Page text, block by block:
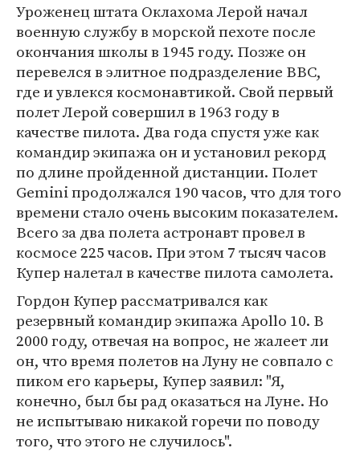
Уроженец штата Оклахома Лерой начал
военную службу в морской пехоте после
окончания школы в 1945 году. Позже он
перевелся в элитное подразделение ВВС,
где и увлекся космонавтикой. Свой первый
полет Лерой совершил в 1963 году в
качестве пилота. Два года спустя уже как
командир экипажа он и установил рекорд
по длине пройденной дистанции. Полет
Gemini продолжался 190 часов, что для того
времени стало очень высоким показателем.
Всего за два полета астронавт провел в
космосе 225 часов. При этом 7 тысяч часов
Купер налетал в качестве пилота самолета.
Гордон Купер рассматривался как
резервный командир экипажа Apollo 10. В
2000 году, отвечая на вопрос, не жалеет ли
он, что время полетов на Луну не совпало с
пиком его карьеры, Купер заявил: "Я,
конечно, был бы рад оказаться на Луне. Но
не испытываю никакой горечи по поводу
того, что этого не случилось".